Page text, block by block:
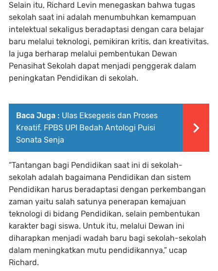
Selain itu, Richard Levin menegaskan bahwa tugas
sekolah saat ini adalah menumbuhkan kemampuan
intelektual sekaligus beradaptasi dengan cara belajar
baru melalui teknologi, pemikiran kritis, dan kreativitas.
Ia juga berharap melalui pembentukan Dewan
Penasihat Sekolah dapat menjadi penggerak dalam
peningkatan Pendidikan di sekolah.
Baca Juga : Ulas Eksegesis dan Proses
Kreatif, FPBS UPI Bedah Antologi Puisi
Sonata Senja
“Tantangan bagi Pendidikan saat ini di sekolah-
sekolah adalah bagaimana Pendidikan dan sistem
Pendidikan harus beradaptasi dengan perkembangan
zaman yaitu salah satunya penerapan kemajuan
teknologi di bidang Pendidikan, selain pembentukan
karakter bagi siswa. Untuk itu, melalui Dewan ini
diharapkan menjadi wadah baru bagi sekolah-sekolah
dalam meningkatkan mutu pendidikannya,” ucap
Richard.